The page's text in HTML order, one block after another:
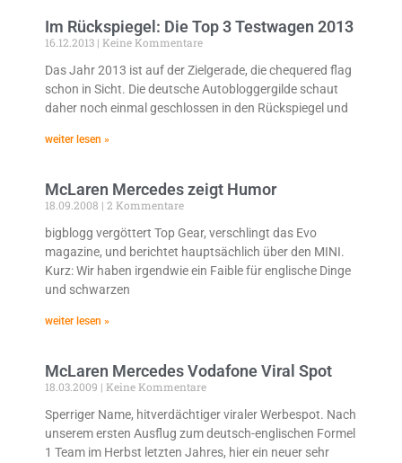
Im Rückspiegel: Die Top 3 Testwagen 2013
16.12.2013 Keine Kommentare
Das Jahr 2013 ist auf der Zielgerade, die chequered flag
schon in Sicht. Die deutsche Autobloggergilde schaut
daher noch einmal geschlossen in den Rückspiegel und
weiter lesen »
McLaren Mercedes zeigt Humor
18.09.2008
2 Kommentare
bigblogg vergöttert Top Gear, verschlingt das Evo
magazine, und berichtet hauptsächlich über den MINI.
Kurz: Wir haben irgendwie ein Faible für englische Dinge
und schwarzen
weiter lesen »
McLaren Mercedes Vodafone Viral Spot
18.03.2009
Keine Kommentare
Sperriger Name, hitverdächtiger viraler Werbespot. Nach
unserem ersten Ausflug zum deutsch-englischen Formel
1 Team im Herbst letzten Jahres, hier ein neuer sehr